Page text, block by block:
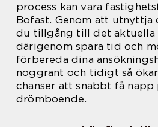
process kan vara
Bofast. Genom att utnyttja
du tillgång till det aktuella
därigenom spara tid och
förbereda dina
noggrant och tidigt så
chanser att snabbt få
drömboende.